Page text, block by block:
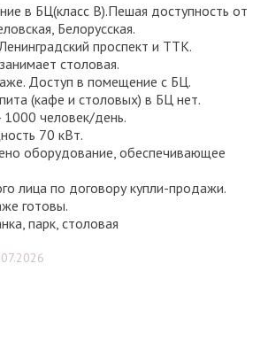
в БЦ(класс B).Пешая доступность от
Белорусская.
проспект и ТТК.
столовая.
Доступ в помещение с БЦ.
(кафе и столовых) в БЦ нет.
человек/день.
70 кВт.
оборудование, обеспечивающее
лица по договору купли-продажи.
готовы.
парк, столовая